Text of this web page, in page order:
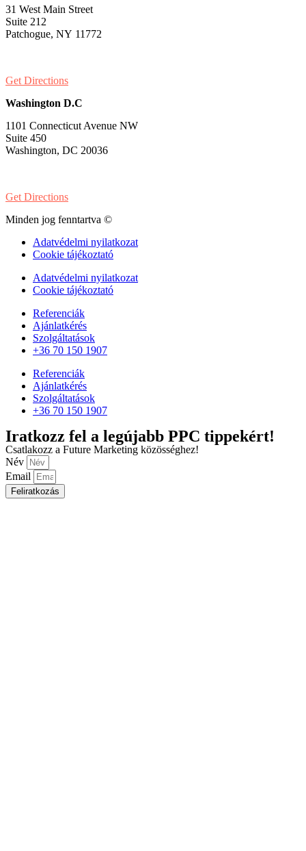
31 West Main Street
Suite 212
Patchogue, NY 11772
Get Directions
Washington D.C
1101 Connecticut Avenue NW
Suite 450
Washington, DC 20036
Get Directions
Minden jog fenntartva ©
Adatvédelmi nyilatkozat
Cookie tájékoztató
Adatvédelmi nyilatkozat
Cookie tájékoztató
Referenciák
Ajánlatkérés
Szolgáltatások
+36 70 150 1907
Referenciák
Ajánlatkérés
Szolgáltatások
+36 70 150 1907
Iratkozz fel a legújabb PPC tippekért!
Csatlakozz a Future Marketing közösséghez!
Név
Email
Feliratkozás